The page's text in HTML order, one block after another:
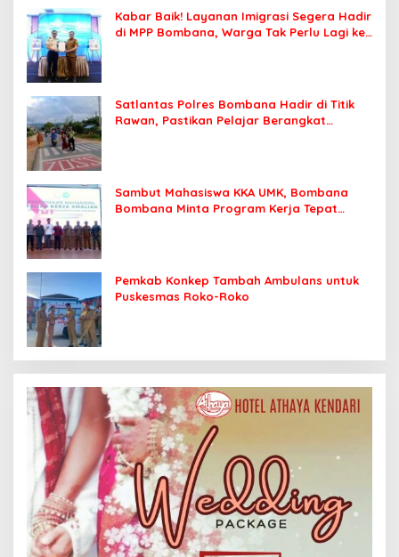
Kabar Baik! Layanan Imigrasi Segera Hadir
di MPP Bombana, Warga Tak Perlu Lagi ke
Satlantas Polres Bombana Hadir di Titik
Rawan, Pastikan Pelajar Berangkat
Sambut Mahasiswa KKA UMK, Bombana
Bombana Minta Program Kerja Tepat
Pemkab Konkep Tambah Ambulans untuk
Puskesmas Roko-Roko